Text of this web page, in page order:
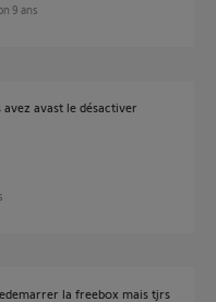
9 ans
avast le désactiver
la freebox mais tjrs